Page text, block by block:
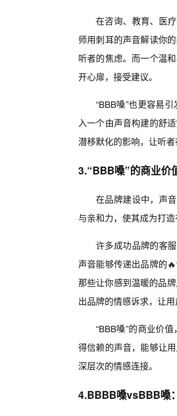
在咨询、教育、医
师用刺耳的声音解读你
听者的焦虑。而一个温
开心扉，接受建议。
“BBB嗓”也更容易
入一个由声音构建的舒
潜移默化的影响，让听
3.“BBB嗓”的商业价
在品牌建设中，声
与亲和力，使其成为打
许多成功品牌的客
声音能够传递出品牌的
那些让你感到温暖的品
出品牌的情感诉求，让
“BBB嗓”的商业价
得信赖的声音，能够让
深层次的情感连接。
4.BBBB嗓vsBBB嗓